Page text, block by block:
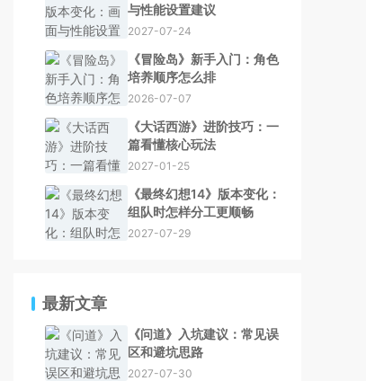
与性能设置建议
2027-07-24
《冒险岛》新手入门：角色
培养顺序怎么排
2026-07-07
《大话西游》进阶技巧：一
篇看懂核心玩法
2027-01-25
《最终幻想14》版本变化：
组队时怎样分工更顺畅
2027-07-29
最新文章
《问道》入坑建议：常见误
区和避坑思路
2027-07-30